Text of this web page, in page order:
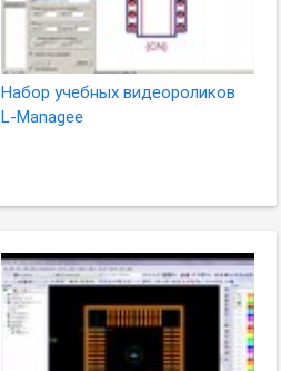
Набор учебных видеороликов
L-Managee